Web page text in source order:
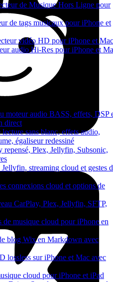
de Musique Hors Ligne pour
de tags musicaux pour iPhone et
vidéo HD pour iPhone et Mac
audio Hi-Res pour iPhone et
moteur audio BASS, effets, DSP
direct
sans blanc, effets audio,
égaliseur redessiné
repensé, Plex, Jellyfin, Subsonic,
streaming cloud et gestes
connexions cloud et options de
CarPlay, Plex, Jellyfin, SFTP,
de musique cloud pour iPhone en
blog Wix en Markdown avec
lossless sur iPhone et Mac avec
cloud pour iPhone et iPad